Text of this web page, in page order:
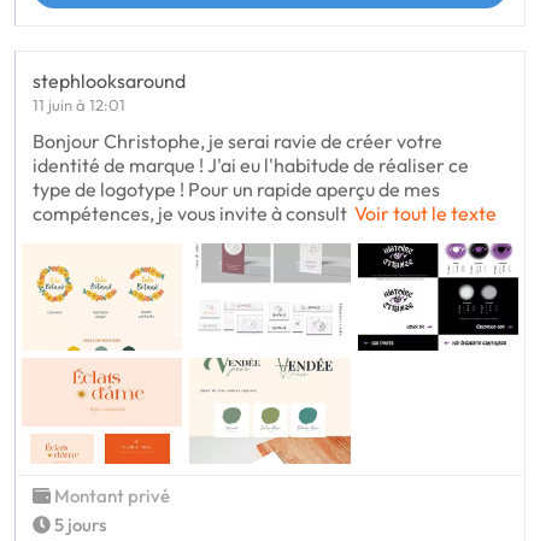
stephlooksaround
11 juin à 12:01
Bonjour Christophe, je serai ravie de créer votre
identité de marque ! J'ai eu l'habitude de réaliser ce
type de logotype ! Pour un rapide aperçu de mes
compétences, je vous invite à consult Voir tout le texte
Montant privé
5 jours